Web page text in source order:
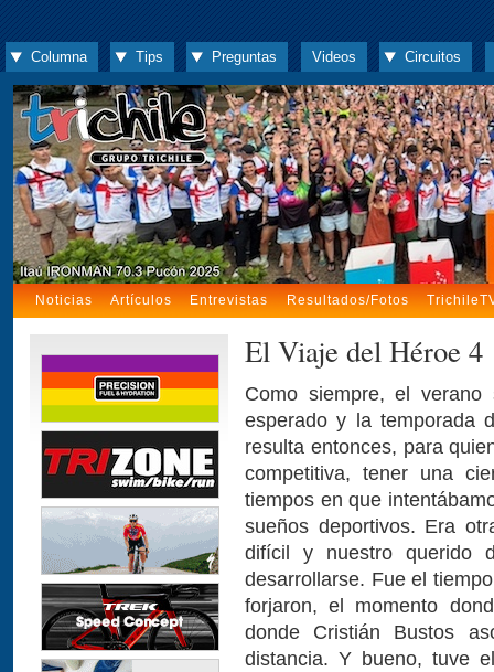
Columna Tips Preguntas Videos Circuitos
Noticias Artículos Entrevistas Resultados/Fotos
El Viaje del Héroe 4
Como siempre, el
esperado y la temporada
resulta entonces, para
competitiva, tener una
tiempos en que
sueños deportivos. Era
difícil y nuestro querido
desarrollarse. Fue el
forjaron, el momento
donde Cristián Bustos
distancia. Y bueno, tuve